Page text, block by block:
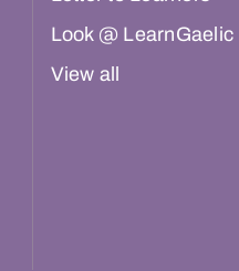
Look @ LearnGaelic
View all